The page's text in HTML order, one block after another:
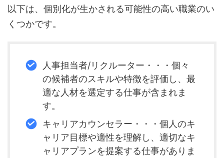
以下は、個別化が生かされる可能性の高い職業のい
くつかです。
人事担当者/リクルーター・・・個々
の候補者のスキルや特徴を評価し、最
適な人材を選定する仕事が含まれま
す。
キャリアカウンセラー・・・個人のキ
ャリア目標や適性を理解し、適切なキ
ャリアプランを提案する仕事がありま